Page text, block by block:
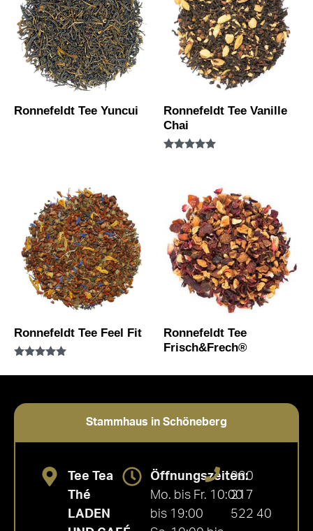
Ronnefeldt Tee Yuncui
Ronnefeldt Tee Vanille
Chai
Ronnefeldt Tee Feel Fit
5.00
Ronnefeldt Tee
Frisch&Frech®
Stammhaus in Schöneberg
Tee Tea
Thé
LADEN
Öffnungszeiten:
Mo. bis Fr. 10:00
bis 19:00
030
217
522 40